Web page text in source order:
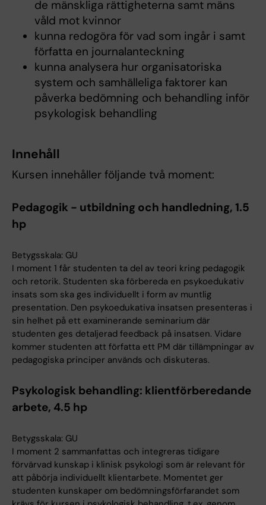
de mänskliga rättigheterna samt mäns
våld mot kvinnor
kunna redogöra för vad som ingår i samt
författa en journalanteckning
kunna analysera hur organisatoriska
system och samhälleliga faktorer kan
påverka bedömning och behandling inför
psykologisk behandling
Innehåll
Kursen innehåller följande två moment:
Pedagogik - utbildning och handledning, 1.5
hp
Betygsskala: GU
I moment 1 får studenten ta del av teori kring pedagogik
och retorik. Studenten ska förbereda en psykoedukativ
insats som ska ges individuellt i form av muntlig
presentation. Den psykoedukativa insatsen presenteras i
sin helhet på ett examinerande seminarium där
studenten ges detaljerad feedback på insatsen. Vidare
kommer studenten att författa ett PM där tillämpningar av
pedagogiska principer används och diskuteras.
Psykologisk behandling: klientförberedande
arbete, 4.5 hp
Betygsskala: GU
I moment 2 sammanfattas och integreras tidigare
förvärvad kunskap i klinisk psykologi som är relevant för
att påbörja individuellt klientarbete. Momentet ger
studenten kunskaper om bedömningsförfarandet som